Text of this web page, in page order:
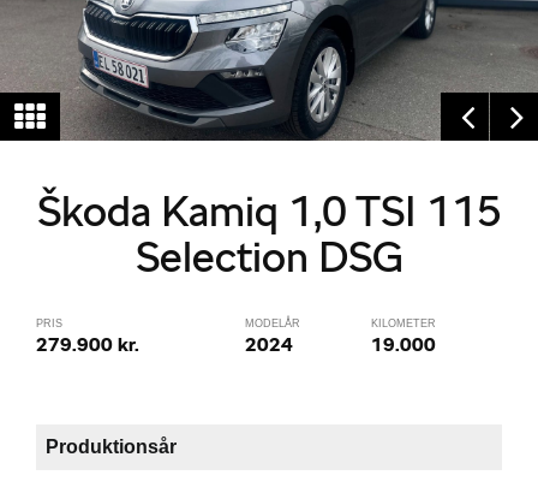
Škoda Kamiq 1,0 TSI 115
Selection DSG
PRIS
279.900 kr.
MODELÅR
2024
KILOMETER
19.000
Produktionsår